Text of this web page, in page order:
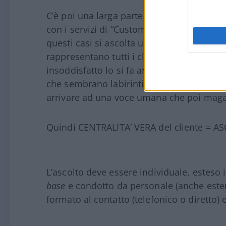
C’è poi una larga parte del Management
con i servizi di “Customer Service” si
questi casi si ascolta una parte dei
rappresentano tutti i clienti dell’azienda.
insoddisfatto lo si fa anche terribilmente
che sembrano labirinti fatti apposta per
arrivare ad una voce umana che poi
Quindi CENTRALITA’ VERA del cliente =
L’ascolto deve essere individuale,
base e condotto da personale (anche
formato al contatto (telefonico o diretto)